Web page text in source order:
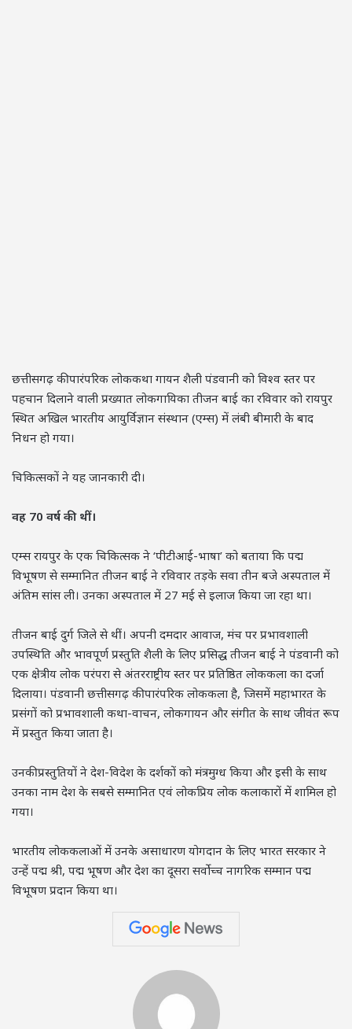
छत्तीसगढ़ की पारंपरिक लोककथा गायन शैली पंडवानी को विश्व स्तर पर
पहचान दिलाने वाली प्रख्यात लोकगायिका तीजन बाई का रविवार को रायपुर
स्थित अखिल भारतीय आयुर्विज्ञान संस्थान (एम्स) में लंबी बीमारी के बाद
निधन हो गया।
चिकित्सकों ने यह जानकारी दी।
वह 70 वर्ष की थीं।
एम्स रायपुर के एक चिकित्सक ने ‘पीटीआई-भाषा’ को बताया कि पद्म
विभूषण से सम्मानित तीजन बाई ने रविवार तड़के सवा तीन बजे अस्पताल में
अंतिम सांस ली। उनका अस्पताल में 27 मई से इलाज किया जा रहा था।
तीजन बाई दुर्ग जिले से थीं। अपनी दमदार आवाज, मंच पर प्रभावशाली
उपस्थिति और भावपूर्ण प्रस्तुति शैली के लिए प्रसिद्ध तीजन बाई ने पंडवानी को
एक क्षेत्रीय लोक परंपरा से अंतरराष्ट्रीय स्तर पर प्रतिष्ठित लोककला का दर्जा
दिलाया। पंडवानी छत्तीसगढ़ की पारंपरिक लोककला है, जिसमें महाभारत के
प्रसंगों को प्रभावशाली कथा-वाचन, लोकगायन और संगीत के साथ जीवंत रूप
में प्रस्तुत किया जाता है।
उनकी प्रस्तुतियों ने देश-विदेश के दर्शकों को मंत्रमुग्ध किया और इसी के साथ
उनका नाम देश के सबसे सम्मानित एवं लोकप्रिय लोक कलाकारों में शामिल हो
गया।
भारतीय लोककलाओं में उनके असाधारण योगदान के लिए भारत सरकार ने
उन्हें पद्म श्री, पद्म भूषण और देश का दूसरा सर्वोच्च नागरिक सम्मान पद्म
विभूषण प्रदान किया था।